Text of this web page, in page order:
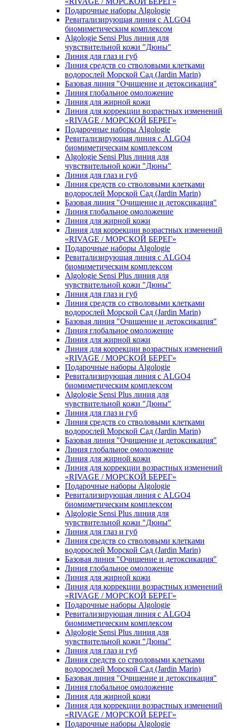
Подарочные наборы Algologie
Ревитализирующая линия с ALGO4
биомиметическим комплексом
Algologie Sensi Plus линия для
чувcтвительной кожи "Дюны"
Линия для глаз и губ
Линия средств со стволовыми клетками
водорослей Морской Сад (Jardin Marin)
Базовая линия "Очищение и детоксикация"
Линия глобальное омоложение
Линия для жирной кожи
Линия для коррекции возрастных изменений
«RIVAGE / МОРСКОЙ БЕРЕГ»
Подарочные наборы Algologie
Ревитализирующая линия с ALGO4
биомиметическим комплексом
Algologie Sensi Plus линия для
чувcтвительной кожи "Дюны"
Линия для глаз и губ
Линия средств со стволовыми клетками
водорослей Морской Сад (Jardin Marin)
Базовая линия "Очищение и детоксикация"
Линия глобальное омоложение
Линия для жирной кожи
Линия для коррекции возрастных изменений
«RIVAGE / МОРСКОЙ БЕРЕГ»
Подарочные наборы Algologie
Ревитализирующая линия с ALGO4
биомиметическим комплексом
Algologie Sensi Plus линия для
чувcтвительной кожи "Дюны"
Линия для глаз и губ
Линия средств со стволовыми клетками
водорослей Морской Сад (Jardin Marin)
Базовая линия "Очищение и детоксикация"
Линия глобальное омоложение
Линия для жирной кожи
Линия для коррекции возрастных изменений
«RIVAGE / МОРСКОЙ БЕРЕГ»
Подарочные наборы Algologie
Ревитализирующая линия с ALGO4
биомиметическим комплексом
Algologie Sensi Plus линия для
чувcтвительной кожи "Дюны"
Линия для глаз и губ
Линия средств со стволовыми клетками
водорослей Морской Сад (Jardin Marin)
Базовая линия "Очищение и детоксикация"
Линия глобальное омоложение
Линия для жирной кожи
Линия для коррекции возрастных изменений
«RIVAGE / МОРСКОЙ БЕРЕГ»
Подарочные наборы Algologie
Ревитализирующая линия с ALGO4
биомиметическим комплексом
Algologie Sensi Plus линия для
чувcтвительной кожи "Дюны"
Линия для глаз и губ
Линия средств со стволовыми клетками
водорослей Морской Сад (Jardin Marin)
Базовая линия "Очищение и детоксикация"
Линия глобальное омоложение
Линия для жирной кожи
Линия для коррекции возрастных изменений
«RIVAGE / МОРСКОЙ БЕРЕГ»
Подарочные наборы Algologie
Ревитализирующая линия с ALGO4
биомиметическим комплексом
Algologie Sensi Plus линия для
чувcтвительной кожи "Дюны"
Линия для глаз и губ
Линия средств со стволовыми клетками
водорослей Морской Сад (Jardin Marin)
Базовая линия "Очищение и детоксикация"
Линия глобальное омоложение
Линия для жирной кожи
Линия для коррекции возрастных изменений
«RIVAGE / МОРСКОЙ БЕРЕГ»
Подарочные наборы Algologie